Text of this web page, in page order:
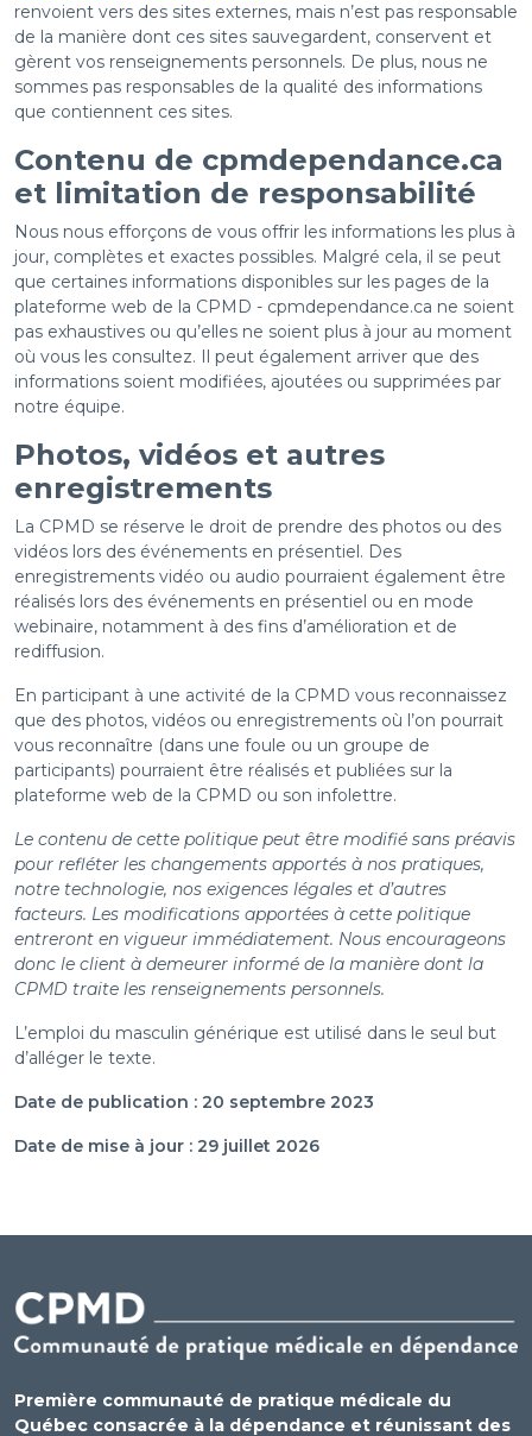
renvoient vers des sites externes, mais n’est pas responsable
de la manière dont ces sites sauvegardent, conservent et
gèrent vos renseignements personnels. De plus, nous ne
sommes pas responsables de la qualité des informations
que contiennent ces sites.
Contenu de cpmdependance.ca
et limitation de responsabilité
Nous nous efforçons de vous offrir les informations les plus à
jour, complètes et exactes possibles. Malgré cela, il se peut
que certaines informations disponibles sur les pages de la
plateforme web de la CPMD - cpmdependance.ca ne soient
pas exhaustives ou qu’elles ne soient plus à jour au moment
où vous les consultez. Il peut également arriver que des
informations soient modifiées, ajoutées ou supprimées par
notre équipe.
Photos, vidéos et autres
enregistrements
La CPMD se réserve le droit de prendre des photos ou des
vidéos lors des événements en présentiel. Des
enregistrements vidéo ou audio pourraient également être
réalisés lors des événements en présentiel ou en mode
webinaire, notamment à des fins d’amélioration et de
rediffusion.
En participant à une activité de la CPMD vous reconnaissez
que des photos, vidéos ou enregistrements où l’on pourrait
vous reconnaître (dans une foule ou un groupe de
participants) pourraient être réalisés et publiées sur la
plateforme web de la CPMD ou son infolettre.
Le contenu de cette politique peut être modifié sans préavis
pour refléter les changements apportés à nos pratiques,
notre technologie, nos exigences légales et d’autres
facteurs. Les modifications apportées à cette politique
entreront en vigueur immédiatement. Nous encourageons
donc le client à demeurer informé de la manière dont la
CPMD traite les renseignements personnels.
L’emploi du masculin générique est utilisé dans le seul but
d’alléger le texte.
Date de publication : 20 septembre 2023
Date de mise à jour : 29 juillet 2026
Première communauté de pratique médicale du
Québec consacrée à la dépendance et réunissant des